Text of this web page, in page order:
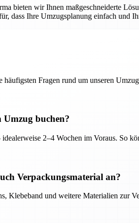
bieten wir Ihnen maßgeschneiderte
dass Ihre Umzugsplanung einfach und
Fragen rund um unseren
Umzug buchen?
2–4 Wochen im Voraus. So
Verpackungsmaterial an?
Klebeband und weitere Materialien zur